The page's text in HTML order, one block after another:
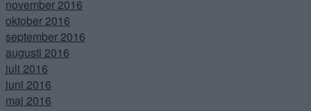
november 2016
oktober 2016
september 2016
augusti 2016
juli 2016
juni 2016
maj 2016